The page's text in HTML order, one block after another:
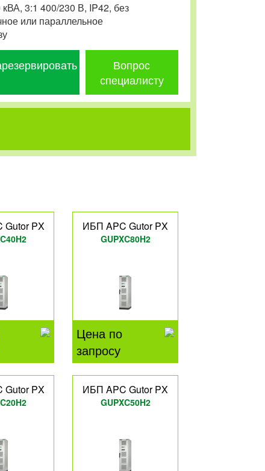
3:1 400/230 В, IP42, без
или параллельное
Вопрос
специалисту
PX ИБП APC Gutor PX
GUPXC80H2
Цена по
запросу
PX ИБП APC Gutor PX
GUPXC50H2